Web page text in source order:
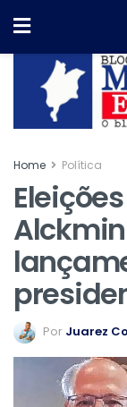
Home Política
Por Juarez